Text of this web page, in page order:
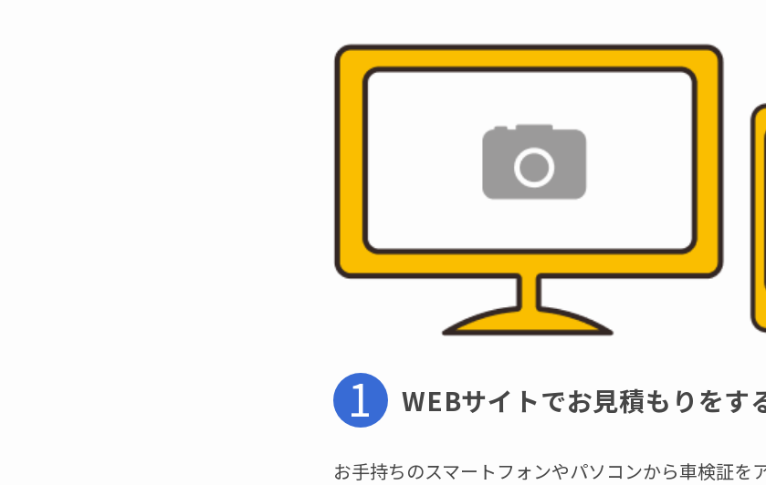
1 WEBサイトでお見積もりをす
お手持ちのスマートフォンやパソコンから車検証を